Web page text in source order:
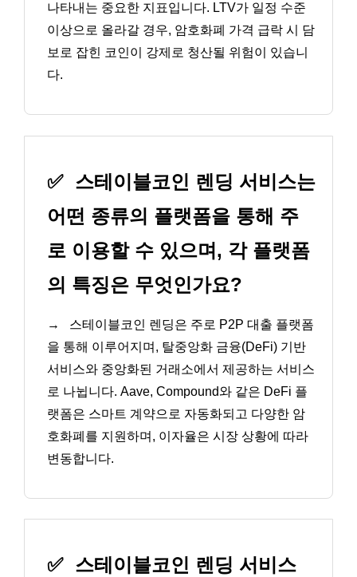
나타내는 중요한 지표입니다. LTV가 일정 수준
이상으로 올라갈 경우, 암호화폐 가격 급락 시 담
보로 잡힌 코인이 강제로 청산될 위험이 있습니
다.
✅ 스테이블코인 렌딩 서비스는
어떤 종류의 플랫폼을 통해 주
로 이용할 수 있으며, 각 플랫폼
의 특징은 무엇인가요?
→
스테이블코인 렌딩은 주로 P2P 대출 플랫폼
을 통해 이루어지며, 탈중앙화 금융(DeFi) 기반
서비스와 중앙화된 거래소에서 제공하는 서비스
로 나뉩니다. Aave, Compound와 같은 DeFi 플
랫폼은 스마트 계약으로 자동화되고 다양한 암
호화폐를 지원하며, 이자율은 시장 상황에 따라
변동합니다.
✅ 스테이블코인 렌딩 서비스